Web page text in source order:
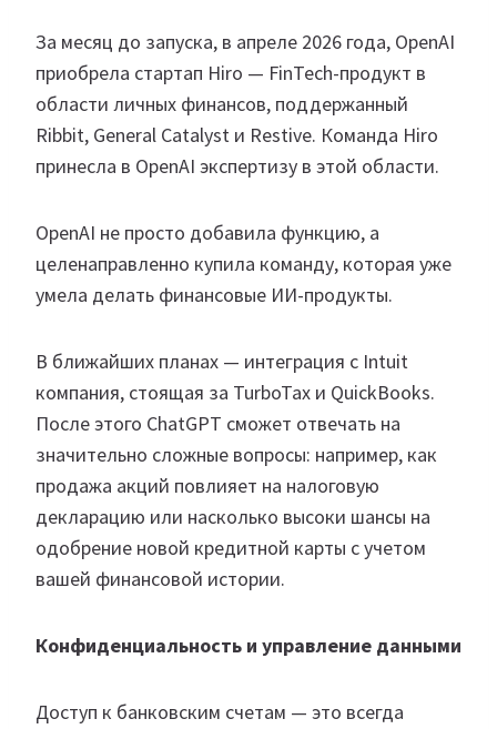
За месяц до запуска, в апреле 2026 года, OpenAI
приобрела стартап Hiro — FinTech-продукт в
области личных финансов, поддержанный
Ribbit, General Catalyst и Restive. Команда Hiro
принесла в OpenAI экспертизу в этой области.
OpenAI не просто добавила функцию, а
целенаправленно купила команду, которая уже
умела делать финансовые ИИ-продукты.
В ближайших планах — интеграция с Intuit
компания, стоящая за TurboTax и QuickBooks.
После этого ChatGPT сможет отвечать на
значительно сложные вопросы: например, как
продажа акций повлияет на налоговую
декларацию или насколько высоки шансы на
одобрение новой кредитной карты с учетом
вашей финансовой истории.
Конфиденциальность и управление данными
Доступ к банковским счетам — это всегда